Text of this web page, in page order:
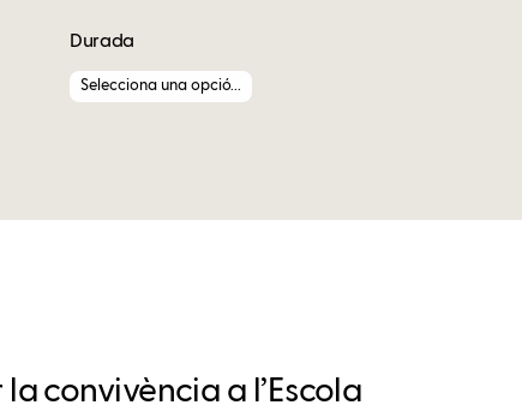
Durada
Selecciona una opció...
convivència a l’Escola